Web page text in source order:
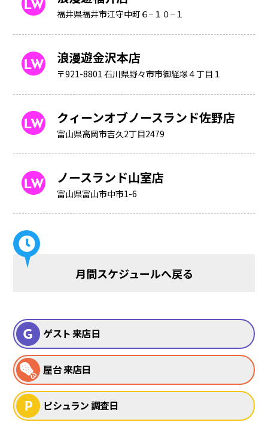
HOME
福井県福井市江守中町６−１０−１
浪漫遊金沢本店
〒921-8801 石川県野々市市御経塚４丁目１
クィーンオブノースランド佐野店
富山県高岡市吉久2丁目2479
ノースランド山室店
富山県富山市中市1-6
月間スケジュールへ戻る
ゲスト 来店日
屋台 来店日
ピシュラン 調査日